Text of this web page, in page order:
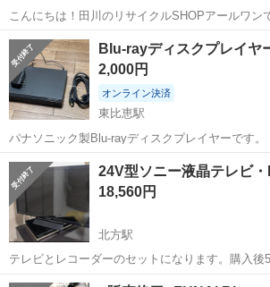
こんにちは！田川のリサイクルSHOPアールワ
買取→販売は家電部門より ・Panasonic DMP-
イヤー2025年製 ★ＰＣでの検索で📺マークでテ
福岡 田川郡 映像プレーヤー、レコーダ
Blu-rayディスクプレイヤ
2,000円
オンライン決済
東比恵駅
パナソニック製Blu-rayディスクプレイヤーです。 メーカー パナソニ
ック 型式 DMP-BD90 2024年製 リモコン付き 動作問題ありません。
HDMIケーブルも含め
福岡 福岡市 東比恵駅 映像プレーヤ
パナソニック
24V型ソニー液晶テレビ
18,560円
北方駅
テレビとレコーダーのセットになります。購入後
り使ってない部屋に置いていたため美品です。（
福岡 北九州市 北方駅 映像プレーヤ